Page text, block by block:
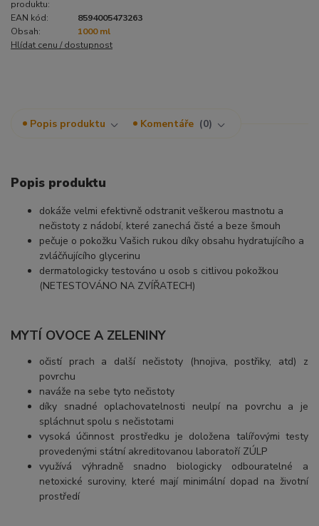
produktu:
EAN kód:
8594005473263
Obsah:
1000 ml
Hlídat cenu / dostupnost
Popis produktu Komentáře 0
Popis produktu
dokáže velmi efektivně odstranit veškerou mastnotu a
nečistoty z nádobí, které zanechá čisté a beze šmouh
pečuje o pokožku Vašich rukou díky obsahu hydratujícího a
zvláčňujícího glycerinu
dermatologicky testováno u osob s citlivou pokožkou
(NETESTOVÁNO NA ZVÍŘATECH)
MYTÍ OVOCE A ZELENINY
očistí prach a další nečistoty (hnojiva, postřiky, atd) z
povrchu
naváže na sebe tyto nečistoty
díky snadné oplachovatelnosti neulpí na povrchu a je
spláchnut spolu s nečistotami
vysoká účinnost prostředku je doložena talířovými testy
provedenými státní akreditovanou laboratoří ZÚLP
využívá výhradně snadno biologicky odbouratelné a
netoxické suroviny, které mají minimální dopad na životní
prostředí